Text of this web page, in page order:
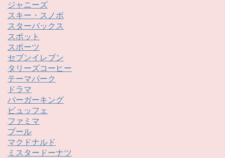
ジャニーズ
スキー・スノボ
スターバックス
スポット
スポーツ
セブンイレブン
タリーズコーヒー
テーマパーク
ドラマ
バーガーキング
ビュッフェ
ファミマ
プール
マクドナルド
ミスタードーナツ